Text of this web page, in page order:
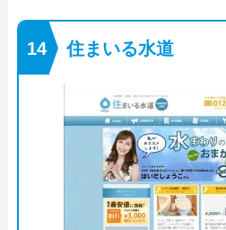
住まいる水道